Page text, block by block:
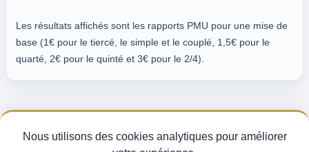
Les résultats affichés sont les rapports PMU pour une mise de
base (1€ pour le tiercé, le simple et le couplé, 1,5€ pour le
quarté, 2€ pour le quinté et 3€ pour le 2/4).
Pronostics Quinté du jour, analyse des partants et indice de fiabilité turf —
pour miser avec méthode sur les courses PMU.
Nous utilisons des cookies analytiques pour améliorer